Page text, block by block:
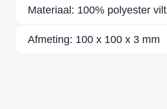
Materiaal: 100% polyester vilt
Afmeting: 100 x 100 x 3 mm